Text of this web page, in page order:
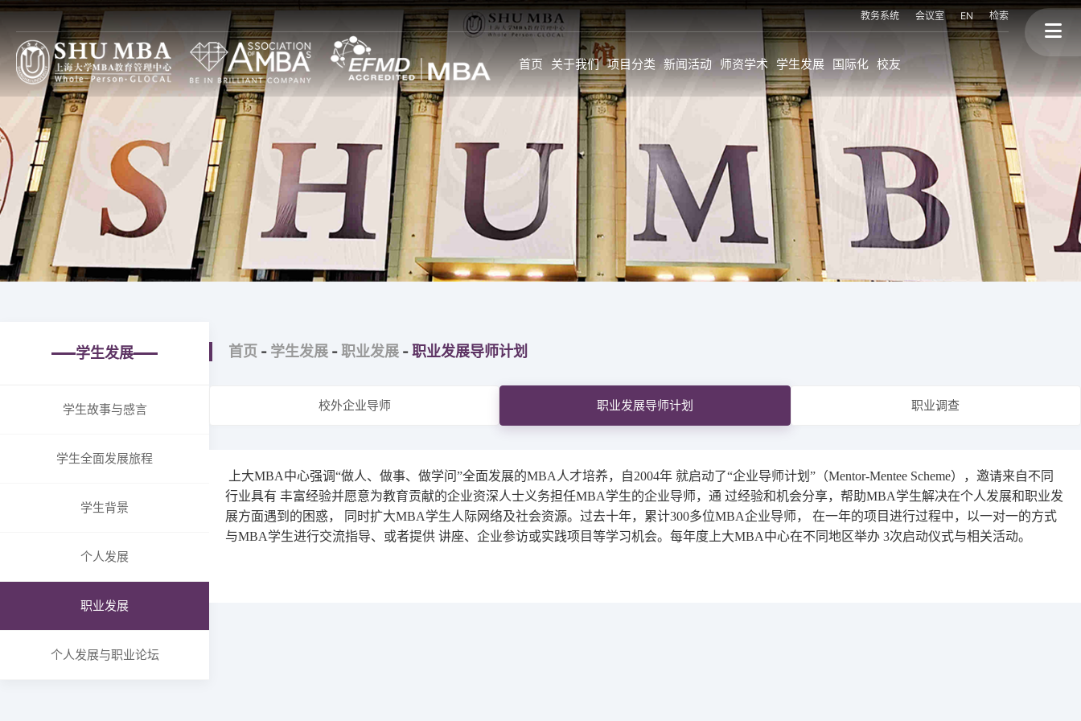
教务系统 会议室 EN 检索
首页 关于我们 项目分类 新闻活动 师资学术 学生发展 国际化 校友
项目特色
上大MBA一览
上大MBA模式
SHUMBA教与学
主任寄语
大事记
治理构架
国际成绩
卓越教学奖项
上大MBA校企合作
全球合作组织与商业
职能办公室介绍
招生与品牌办
上大MBA项目设计
全球本土（GL）项目
全日制
非全日制
全球中国（GC）项目
全日制
SHU MBA-X在线教育
焦点新闻
通知公告
论坛活动
图片新闻
SHU MBA 师资情况一
览
GL师资
校内全职师资
特约前沿师资
特约前沿师资
学术简报
学生故事与感言
学生全面发展旅程
学生背景
个人发展
职业发展
全面发展大讲堂
上大MBA的国际化
海外持续进修学位
海外交换生项目
联盟高校海外访学
国际讲座&论坛
校友故事
终身学习
校友会与校友活动
校友背景
三个捐赠
学生发展
学生故事与感言
学生全面发展旅程
学生背景
个人发展
职业发展
个人发展与职业论坛
首页 - 学生发展 -职业发展 -职业发展导师计划
校外企业导师 职业发展导师计划 职业调查
上大MBA中心强调“做人、做事、做学问”全面发展的MBA人才培养，自2004年 就启动了“企业导师计划”（Mentor-Mentee Scheme），邀请来自不同
行业具有 丰富经验并愿意为教育贡献的企业资深人士义务担任MBA学生的企业导师，通 过经验和机会分享，帮助MBA学生解决在个人发展和职业发
展方面遇到的困惑， 同时扩大MBA学生人际网络及社会资源。过去十年，累计300多位MBA企业导师， 在一年的项目进行过程中，以一对一的方式
与MBA学生进行交流指导、或者提供 讲座、企业参访或实践项目等学习机会。每年度上大MBA中心在不同地区举办 3次启动仪式与相关活动。